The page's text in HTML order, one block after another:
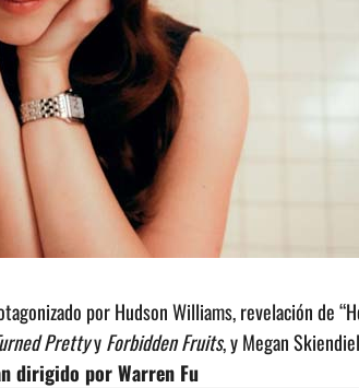
por Hudson Williams, revelación de
PrettyyForbidden Fruits, y Megan
dirigido por Warren Fu